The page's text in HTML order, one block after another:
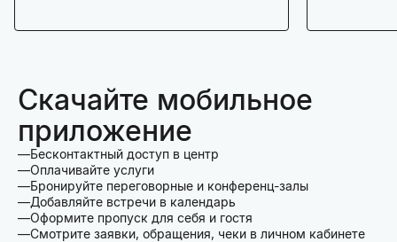
Скачайте мобильное
приложение
Бесконтактный доступ в центр
Оплачивайте услуги
Бронируйте переговорные и конференц-залы
Добавляйте встречи в календарь
Оформите пропуск для себя и гостя
Смотрите заявки, обращения, чеки в личном кабинете